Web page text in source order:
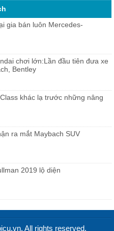
gia bán luôn Mercedes-
chơi lớn:Lần đầu tiên đưa xe
Bentley
khác lạ trước những nâng
ra mắt Maybach SUV
2019 lộ diện
All rights reserved.